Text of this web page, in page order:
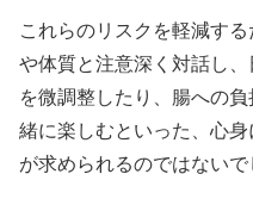
これらのリスクを軽減す
や体質と注意深く対話し
を微調整したり、腸への
緒に楽しむといった、心
が求められるのではないで